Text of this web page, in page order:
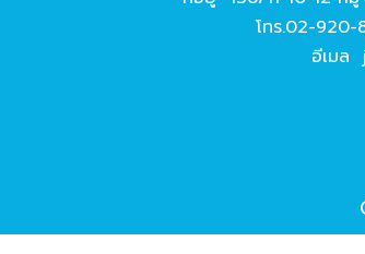
โทร.02-920-
อีเมล